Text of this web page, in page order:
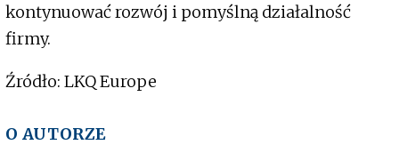
kontynuować rozwój i pomyślną działalność
firmy.
Źródło: LKQ Europe
O AUTORZE